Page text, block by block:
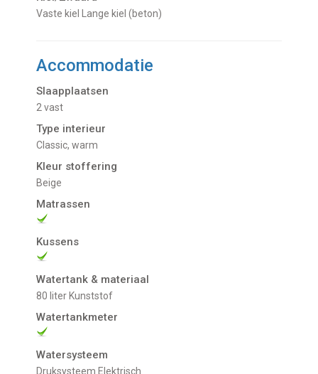
vaste kiel Lange kiel (beton)
Accommodatie
Slaapplaatsen
2 vast
Type interieur
Classic, warm
Kleur stoffering
Beige
Matrassen
Kussens
Watertank & materiaal
80 liter Kunststof
Watertankmeter
Watersysteem
Druksysteem Elektrisch